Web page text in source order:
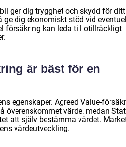
ger dig trygghet och skydd för ditt
ge dig ekonomiskt stöd vid
försäkring kan leda till otillräckligt
är bäst för en
egenskaper. Agreed Value-
överenskommet värde, medan
att själv bestämma värdet.
värdeutveckling.